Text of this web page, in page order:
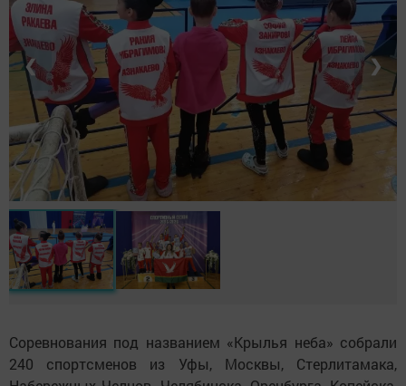
❮ ❯
Соревнования под названием «Крылья неба» собрали
240 спортсменов из Уфы, Москвы, Стерлитамака,